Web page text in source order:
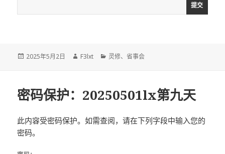
发
2025年5月2日
作
F3lxt
分
灵修、省事会
密码保护：20250501lx第九天
此内容受密码保护。如需查阅，请在下列字段中输入您的
密码。